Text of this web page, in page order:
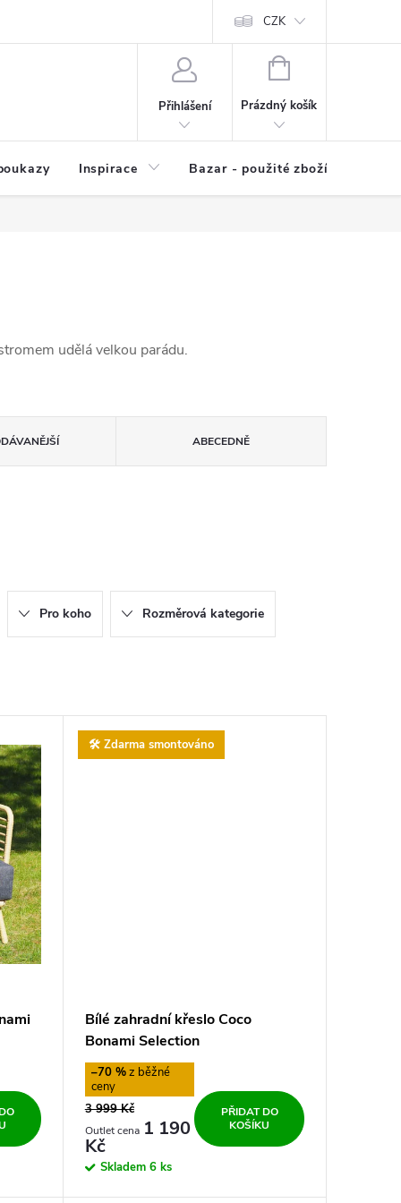
Kvalita zboží Spolupráce |
CZK
Přihlášení
NÁKUPNÍ
Prázdný košík
Inspirace Bazar - použité zboží
udělá velkou parádu.
ABECEDNĚ
Pro koho Rozměrová kategorie
🛠️ Zdarma smontováno
Bílé zahradní křeslo Coco
Bonami Selection
–70 %
3 999 Kč
1 190
Kč
Skladem 6 ks
PŘIDAT DO
KOŠÍKU